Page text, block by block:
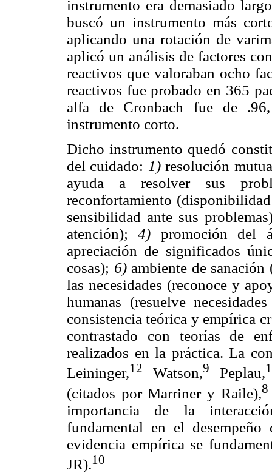
instrumento era demasiado
buscó un instrumento más
aplicando una rotación de
aplicó un análisis de factores
reactivos que valoraban ocho
reactivos fue probado en 365
alfa de Cronbach fue de
instrumento corto.
Dicho instrumento quedó
del cuidado: 1)resolución
ayuda a resolver sus
reconfortamiento
sensibilidad ante sus
atención);4) promoción del
apreciación de significados
cosas); 6)ambiente de
las necesidades (reconoce y
humanas (resuelve
consistencia teórica y empírica
contrastado con teorías de
realizados en la práctica. La
Leininger,12 Watson,9 Peplau,
(citados por Marriner y Raile),8
importancia de la
fundamental en el
evidencia empírica se
JR).10